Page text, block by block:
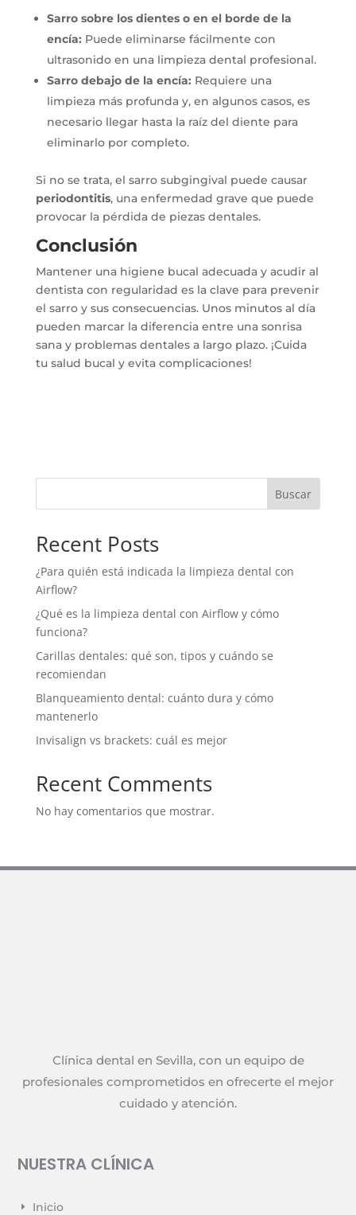
Sarro sobre los dientes o en el borde de la
encía: Puede eliminarse fácilmente con
ultrasonido en una limpieza dental profesional.
Sarro debajo de la encía: Requiere una
limpieza más profunda y, en algunos casos, es
necesario llegar hasta la raíz del diente para
eliminarlo por completo.
Si no se trata, el sarro subgingival puede causar
periodontitis, una enfermedad grave que puede
provocar la pérdida de piezas dentales.
Conclusión
Mantener una higiene bucal adecuada y acudir al
dentista con regularidad es la clave para prevenir
el sarro y sus consecuencias. Unos minutos al día
pueden marcar la diferencia entre una sonrisa
sana y problemas dentales a largo plazo. ¡Cuida
tu salud bucal y evita complicaciones!
Buscar
Recent Posts
¿Para quién está indicada la limpieza dental con
Airflow?
¿Qué es la limpieza dental con Airflow y cómo
funciona?
Carillas dentales: qué son, tipos y cuándo se
recomiendan
Blanqueamiento dental: cuánto dura y cómo
mantenerlo
Invisalign vs brackets: cuál es mejor
Recent Comments
No hay comentarios que mostrar.
Clínica dental en Sevilla, con un equipo de
profesionales comprometidos en ofrecerte el mejor
cuidado y atención.
NUESTRA CLÍNICA
E Inicio